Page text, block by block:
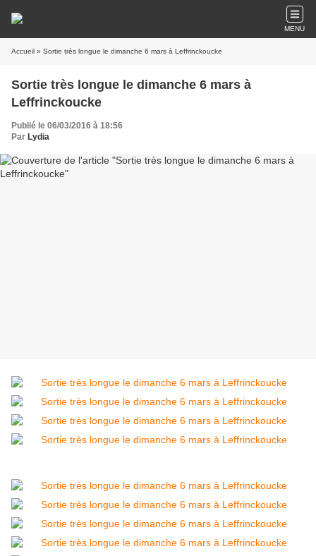
MENU
Accueil » Sortie très longue le dimanche 6 mars à Leffrinckoucke
Sortie très longue le dimanche 6 mars à
Leffrinckoucke
Publié le 06/03/2016 à 18:56
Par Lydia